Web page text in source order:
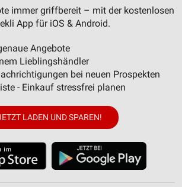
immer griffbereit – mit der kostenlosen
App für iOS & Android.
Angebote
Lieblingshändler
bei neuen Prospekten
- Einkauf stressfrei planen
LADEN UND SPAREN!